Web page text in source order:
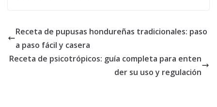
Receta de pupusas hondureñas tradicionales: paso
a paso fácil y casera
Receta de psicotrópicos: guía completa para enten
der su uso y regulación